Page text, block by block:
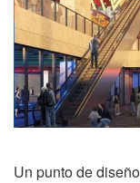
Un punto de